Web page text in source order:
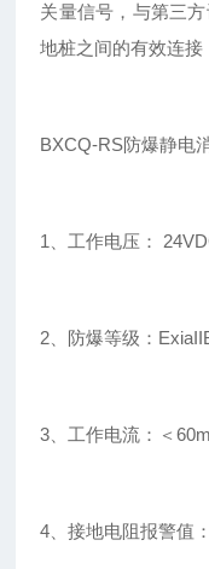
关量信号，与第三
地桩之间的有效连接
BXCQ-RS防爆静电
1、工作电压：
2、防爆等级：
3、工作电流：＜
4、接地电阻报警值